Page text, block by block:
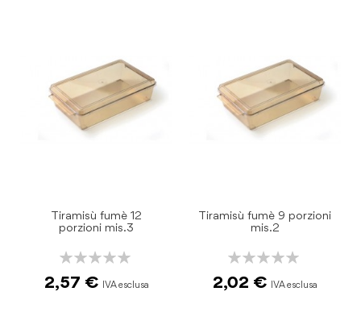
Tiramisù fumè 12
porzioni mis.3
Rating:
2,57 €
Tiramisù fumè 9 porzioni
mis.2
Rating:
2,02 €